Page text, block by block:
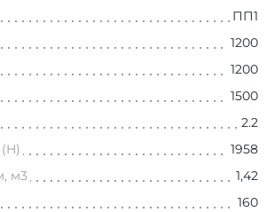
ПП1
1200
1200
1500
2.2
1958
м3
1,42
160